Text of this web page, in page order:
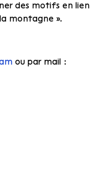
des motifs en lien
montagne ».
ou par mail :